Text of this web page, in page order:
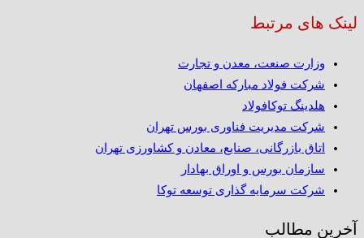
لینک های مرتبط
وزارت صنعت، معدن و تجارت
شرکت فولاد مبارکه اصفهان
هلدینگ توکافولاد
شرکت مدیریت فناوری بورس تهران
اتاق بازرگانی، صنایع، معادن و کشاورزی تهران
سازمان بورس و اوراق بهادار
شرکت سرمایه گذاری توسعه توکا
آخرین مطالب